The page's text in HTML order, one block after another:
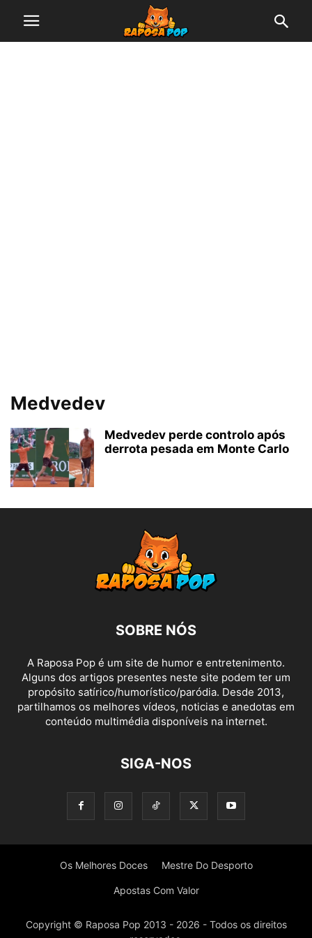
Medvedev
Medvedev perde controlo após
derrota pesada em Monte Carlo
SOBRE NÓS
A Raposa Pop é um site de humor e entretenimento.
Alguns dos artigos presentes neste site podem ter um
propósito satírico/humorístico/paródia. Desde 2013,
partilhamos os melhores vídeos, noticias e anedotas em
conteúdo multimédia disponíveis na internet.
SIGA-NOS
Os Melhores Doces Mestre Do Desporto
Apostas Com Valor
Copyright © Raposa Pop 2013 - 2026 - Todos os direitos